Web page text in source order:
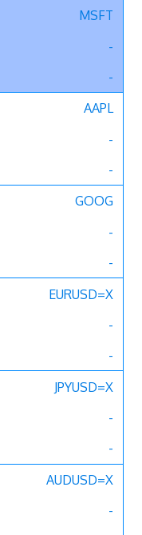
MSFT
-
-
AAPL
-
-
GOOG
-
-
EURUSD=X
-
-
JPYUSD=X
-
-
AUDUSD=X
-